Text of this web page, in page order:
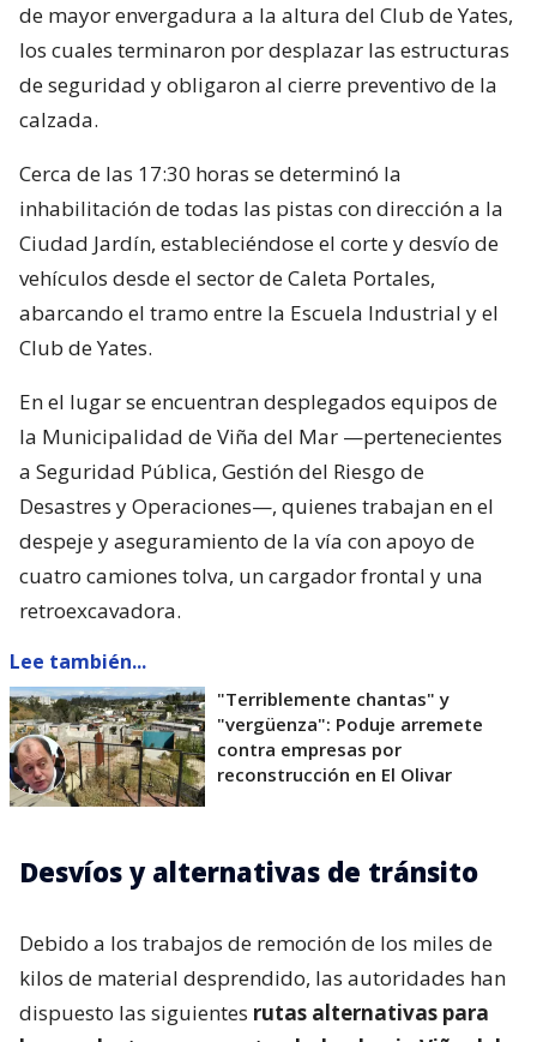
de mayor envergadura a la altura del Club de Yates,
los cuales terminaron por desplazar las estructuras
de seguridad y obligaron al cierre preventivo de la
calzada.
Cerca de las 17:30 horas se determinó la
inhabilitación de todas las pistas con dirección a la
Ciudad Jardín, estableciéndose el corte y desvío de
vehículos desde el sector de Caleta Portales,
abarcando el tramo entre la Escuela Industrial y el
Club de Yates.
En el lugar se encuentran desplegados equipos de
la Municipalidad de Viña del Mar —pertenecientes
a Seguridad Pública, Gestión del Riesgo de
Desastres y Operaciones—, quienes trabajan en el
despeje y aseguramiento de la vía con apoyo de
cuatro camiones tolva, un cargador frontal y una
retroexcavadora.
Lee también...
"Terriblemente chantas" y
"vergüenza": Poduje arremete
contra empresas por
reconstrucción en El Olivar
Desvíos y alternativas de tránsito
Debido a los trabajos de remoción de los miles de
kilos de material desprendido, las autoridades han
dispuesto las siguientes rutas alternativas para